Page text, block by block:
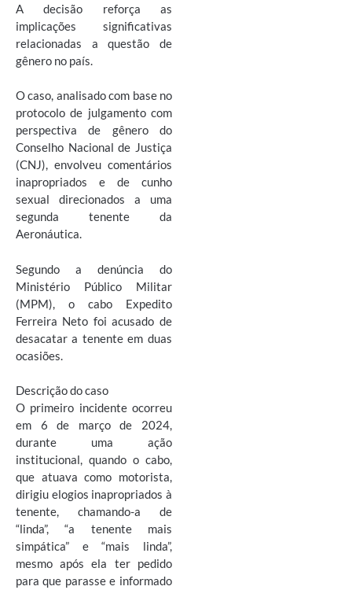
A decisão reforça as
implicações significativas
relacionadas a questão de
gênero no país.
O caso, analisado com base no
protocolo de julgamento com
perspectiva de gênero do
Conselho Nacional de Justiça
(CNJ), envolveu comentários
inapropriados e de cunho
sexual direcionados a uma
segunda tenente da
Aeronáutica.
Segundo a denúncia do
Ministério Público Militar
(MPM), o cabo Expedito
Ferreira Neto foi acusado de
desacatar a tenente em duas
ocasiões.
Descrição do caso
O primeiro incidente ocorreu
em 6 de março de 2024,
durante uma ação
institucional, quando o cabo,
que atuava como motorista,
dirigiu elogios inapropriados à
tenente, chamando-a de
“linda”, “a tenente mais
simpática” e “mais linda”,
mesmo após ela ter pedido
para que parasse e informado